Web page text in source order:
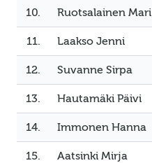
10. Ruotsalainen Mari
11. Laakso Jenni
12. Suvanne Sirpa
13. Hautamäki Päivi
14. Immonen Hanna
15. Aatsinki Mirja